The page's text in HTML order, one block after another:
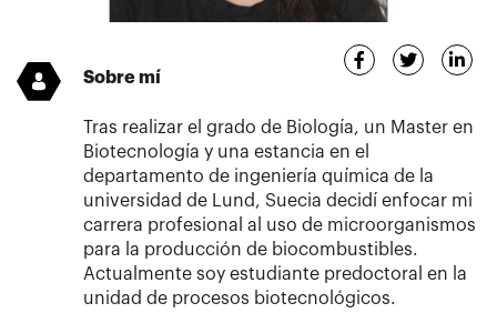
Sobre mí
Tras realizar el grado de Biología, un Master en
Biotecnología y una estancia en el
departamento de ingeniería química de la
universidad de Lund, Suecia decidí enfocar mi
carrera profesional al uso de microorganismos
para la producción de biocombustibles.
Actualmente soy estudiante predoctoral en la
unidad de procesos biotecnológicos.